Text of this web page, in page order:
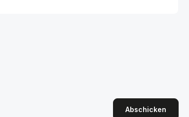
Abschicken